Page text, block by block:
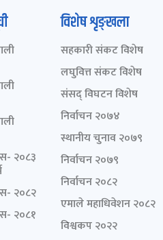
२०८३
२०८२
२०८१
विशेष शृङ्खला
सहकारी संकट विशेष
लघुवित्त संकट विशेष
संसद् विघटन विशेष
निर्वाचन २०७४
स्थानीय चुनाव २०७९
निर्वाचन २०७९
निर्वाचन २०८२
एमाले महाधिवेशन २०८२
विश्वकप २०२२